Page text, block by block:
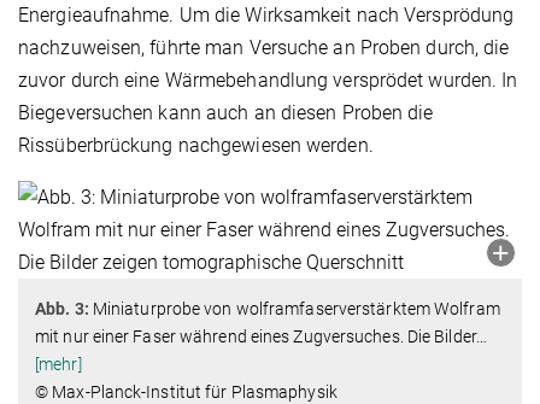
Energieaufnahme. Um die Wirksamkeit nach Versprödung
nachzuweisen, führte man Versuche an Proben durch, die
zuvor durch eine Wärmebehandlung versprödet wurden. In
Biegeversuchen kann auch an diesen Proben die
Rissüberbrückung nachgewiesen werden.
Abb. 3: Miniaturprobe von wolframfaserverstärktem Wolfram
mit nur einer Faser während eines Zugversuches. Die Bilder…
[mehr]
© Max-Planck-Institut für Plasmaphysik